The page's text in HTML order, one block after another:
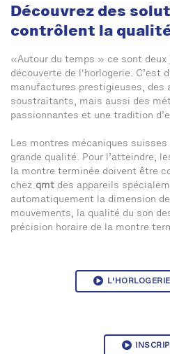
Découvrez des
contrôlent la
«Autour du temps » ce sont deux
découverte de l'horlogerie. C’est
manufactures prestigieuses, des
soustraitants, mais aussi des
passionnantes et une tradition
Les montres mécaniques
grande qualité. Pour l’atteindre,
la montre terminée doivent être
chez qmt des appareils
automatiquement la dimension
mouvements, la qualité du son
précision horaire de la montre